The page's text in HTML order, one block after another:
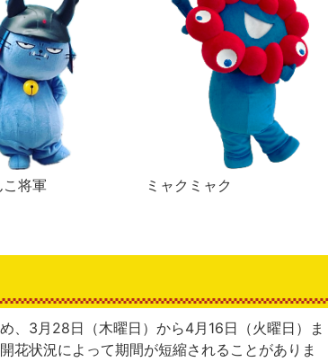
将軍 ミャクミャク
、3月28日（木曜日）から4月16日（火曜日）ま
花状況によって期間が短縮されることがありま